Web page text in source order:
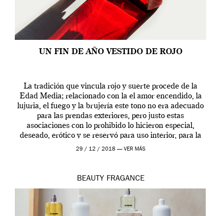
UN FIN DE AÑO VESTIDO DE ROJO
La tradición que vincula rojo y suerte procede de la
Edad Media; relacionado con la el amor encendido, la
lujuria, el fuego y la brujería este tono no era adecuado
para las prendas exteriores, pero justo estas
asociaciones con lo prohibido lo hicieron especial,
deseado, erótico y se reservó para uso interior, para la
ropa […]
29 / 12 / 2018 — VER MÁS
BEAUTY FRAGANCE